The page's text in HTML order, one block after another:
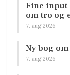
Fine input
om tro og
7. aug 2026
Ny bog
7. aug 2026